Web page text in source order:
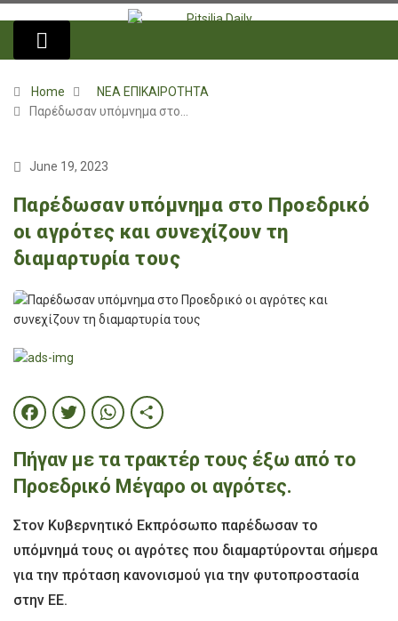
Home
ΝΕΑ ΕΠΙΚΑΙΡΟΤΗΤΑ
Παρέδωσαν υπόμνημα στο…
June 19, 2023
Παρέδωσαν υπόμνημα στο Προεδρικό
οι αγρότες και συνεχίζουν τη
διαμαρτυρία τους
Facebook
Twitter
WhatsApp
Share
Πήγαν με τα τρακτέρ τους έξω από το
Προεδρικό Μέγαρο οι αγρότες.
Στον Κυβερνητικό Εκπρόσωπο παρέδωσαν το
υπόμνημά τους οι αγρότες που διαμαρτύρονται σήμερα
για την πρόταση κανονισμού για την φυτοπροστασία
στην ΕΕ.